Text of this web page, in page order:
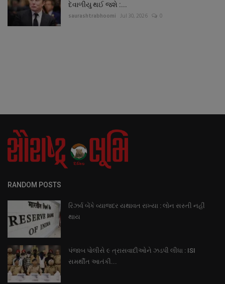
દેવાળીયુ થઈ જશે :...
saurashtrabhoomi Jul 30, 2026 0
RANDOM POSTS
રિઝર્વ બેંકે વ્યાજદર યથાવત રાખ્યા : લોન સસ્તી નહીં
થાય
પંજાબ પોલીસે ૯ ત્રાસવાદીઓને ઝડપી લીધા : ISI
સમર્થીત આતંકી...